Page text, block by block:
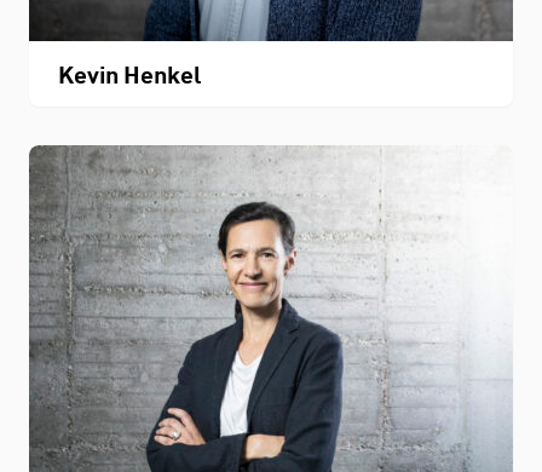
Personenverzeichnis
Downloads
Kontakt
Kevin Henkel